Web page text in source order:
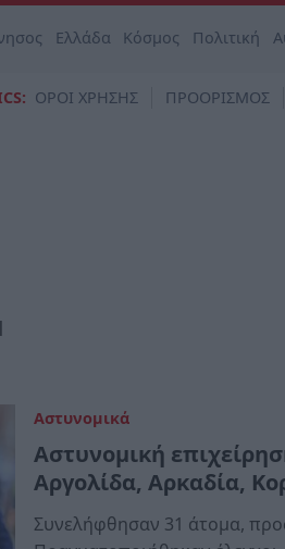
Ελλάδα Κόσμος Πολιτική
ΟΡΟΙ ΧΡΗΣΗΣ ΠΡΟΟΡΙΣΜΟΣ
Αστυνομικά
Αστυνομική
Αργολίδα, Αρκαδία,
Συνελήφθησαν 31 άτομα,